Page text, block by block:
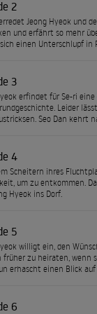
2
Jeong Hyeok und
und erfährt so mehr
einen Unterschlupf in
3
erfindet für Se-ri
Leider
Seo Dan kehrt
4
Scheitern ihres
um zu entkommen.
Hyeok ins Dorf.
5
willigt ein, den
früher zu heiraten, wenn
erhascht einen Blick auf
6